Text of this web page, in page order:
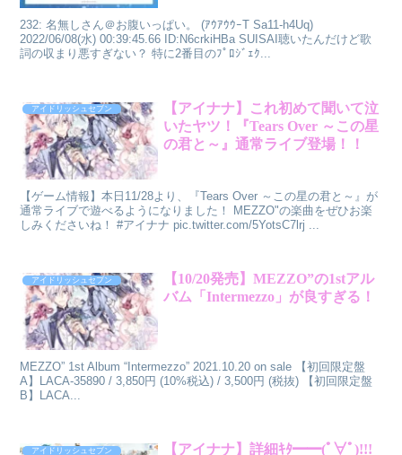
232: 名無しさん＠お腹いっぱい。 (ｱｳｱｳｳｰT Sa11-h4Uq)
2022/06/08(水) 00:39:45.66 ID:N6crkiHBa SUISAI聴いたんだけど歌
詞の収まり悪すぎない？ 特に2番目のﾌﾟﾛｼﾞｪｸ...
アイドリッシュセブン
【アイナナ】これ初めて聞いて泣
いたヤツ！『Tears Over ～この星
の君と～』通常ライブ登場！！
【ゲーム情報】本日11/28より、『Tears Over ～この星の君と～』が
通常ライブで遊べるようになりました！ MEZZO"の楽曲をぜひお楽
しみくださいね！ #アイナナ pic.twitter.com/5YotsC7lrj ...
アイドリッシュセブン
【10/20発売】MEZZO”の1stアル
バム「Intermezzo」が良すぎる！
MEZZO” 1st Album “Intermezzo” 2021.10.20 on sale 【初回限定盤
A】LACA-35890 / 3,850円 (10%税込) / 3,500円 (税抜) 【初回限定盤
B】LACA...
アイドリッシュセブン
【アイナナ】詳細ｷﾀ━━(ﾟ∀ﾟ)!!!